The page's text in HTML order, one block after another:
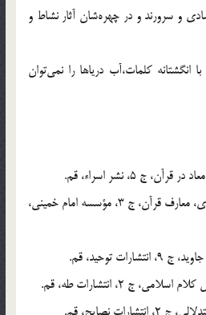
و سرورند و در چهره‌شان آثار نشاط و
كلمات،آب درياها را نمي‌توان
2. آيت الله محمدتقي مصباح يزدي، معارف قرآن، ج 3، مؤسسه امام خميني،